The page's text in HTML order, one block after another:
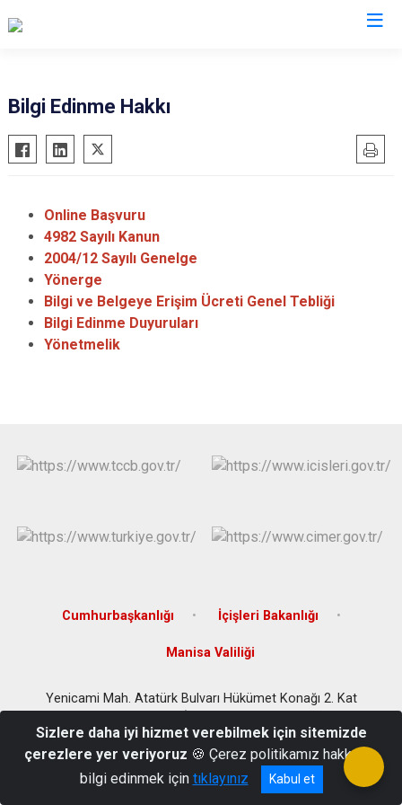
Ahmetli
Akhisar
Demirci
Gölmarmara
Gördes
Kırkağaç
Köprübaşı
Şehzadeler
Bilgi Edinme Hakkı
Online Başvuru
4982 Sayılı Kanun
2004/12 Sayılı Genelge
Yönerge
Bilgi ve Belgeye Erişim Ücreti Genel Tebliği
Bilgi Edinme Duyuruları
Yönetmelik
Cumhurbaşkanlığı İçişleri Bakanlığı
Manisa Valiliği
Yenicami Mah. Atatürk Bulvarı Hükümet Konağı 2. Kat
0236-7881001
Sizlere daha iyi hizmet verebilmek için sitemizde
çerezlere yer veriyoruz 🍪 Çerez politikamız hakkında
bilgi edinmek için tıklayınız Kabul et